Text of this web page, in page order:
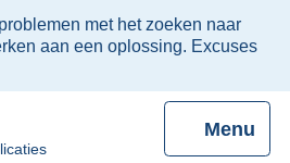
met het zoeken naar
aan een oplossing. Excuses
Menu